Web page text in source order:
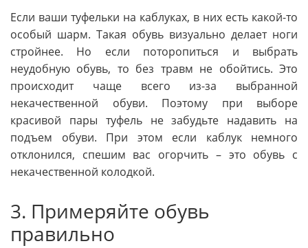
Если ваши туфельки на каблуках, в них есть какой-то
особый шарм. Такая обувь визуально делает ноги
стройнее. Но если поторопиться и выбрать
неудобную обувь, то без травм не обойтись. Это
происходит чаще всего из-за выбранной
некачественной обуви. Поэтому при выборе
красивой пары туфель не забудьте надавить на
подъем обуви. При этом если каблук немного
отклонился, спешим вас огорчить – это обувь с
некачественной колодкой.
3. Примеряйте обувь
правильно